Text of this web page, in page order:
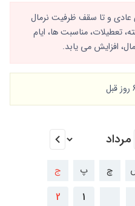
و تا سقف ظرفیت نرمال
تعطیلات، مناسبت ها، ایام
افزایش می یابد.
چ پ ج
1
2